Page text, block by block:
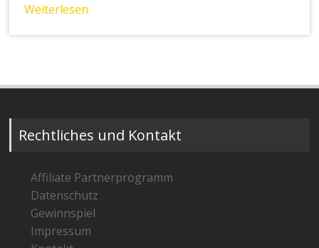
Weiterlesen
Rechtliches und Kontakt
Affiliate Partnerprogramm
Datenschutz
Gewinnspiel
Impressum